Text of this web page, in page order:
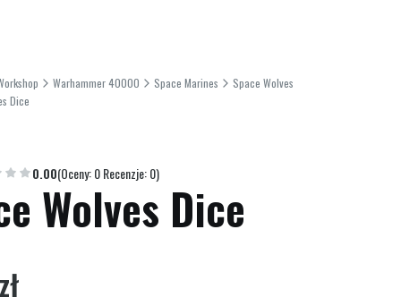
Warhammer 40000 Space Marines
Space Wolves
Dice
0.00(Oceny: 0 Recenzje: 0)
Wolves Dice